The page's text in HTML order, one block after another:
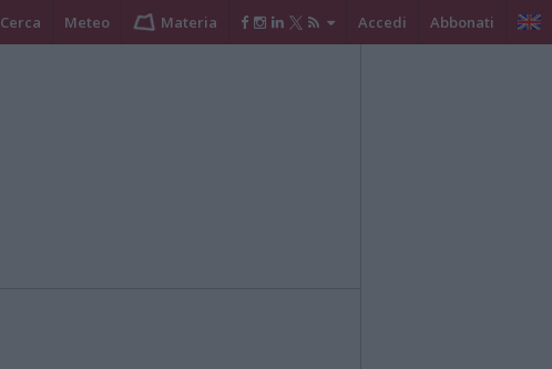
Cerca Meteo Materia Accedi Abbonati